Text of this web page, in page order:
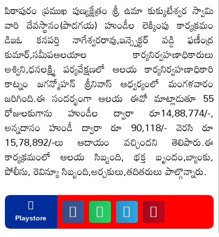
పిఠాపురం ప్రముఖ పుణ్యక్షేత్రం శ్రీ ఉమా కుక్కుటేశ్వర స్వామి
వారి దేవస్థానం(పాదగయ) హుండీల లెక్కింపు కార్యక్రమం
డిఇఓ కనపర్తి నాగేశ్వరరావు,ఇన్స్పెక్టర్ వడ్డి ఫణీంద్ర
కుమార్,సమీపఆలయాల కార్యనిర్వహణాధికారులు
అశ్విని,ధనలక్ష్మి పర్యవేక్షణలో ఆలయ కార్యనిర్వహణాధికారి
కాట్నం జగన్మోహన్ శ్రీనివాస్ ఆధ్వర్యంలో మంగళవారం
జరిగింది.ఈ సందర్భంగా ఆలయ ఈవో మాట్లాడుతూ 55
రోజులకుగాను హుండీల ద్వారా రూ14,88,774/-,
అన్నదానం హుండీ ద్వారా రూ 90,118/- వెరసి రూ
15,78,892/-లు ఆదాయం వచ్చిందని తెలిపారు.ఈ
కార్యక్రమంలో ఆలయ సిబ్బంది, భక్త బృందం,బ్యాంకు,
పోలీసు, రెవిన్యూ సిబ్బంది,అర్చకులు,తదితరులు పాల్గొన్నారు.
Playstore